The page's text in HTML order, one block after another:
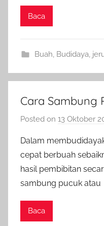
Baca
Buah, Budidaya,
Cara Sambung
Posted on 13 Oktober
Dalam
cepat berbuah
hasil pembibitan
sambung pucuk atau
Baca